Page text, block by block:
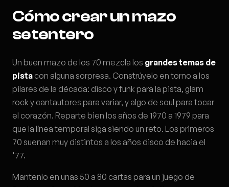
Cómo crear un mazo
setentero
Un buen mazo de los 70 mezcla los grandes temas de
pista con alguna sorpresa. Constrúyelo en torno a los
pilares de la década: disco y funk para la pista, glam
rock y cantautores para variar, y algo de soul para tocar
el corazón. Reparte bien los años de 1970 a 1979 para
que la línea temporal siga siendo un reto. Los primeros
70 suenan muy distintos a los años disco de hacia el
'77.
Mantenlo en unas 50 a 80 cartas para un juego de